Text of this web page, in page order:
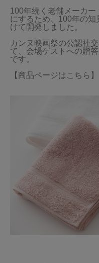
100年続く老舗メーカ
にするため、100年の
けて開発しました。
カンヌ映画祭の公認社
て、会場ゲストへの贈
です。
【商品ページはこちら】